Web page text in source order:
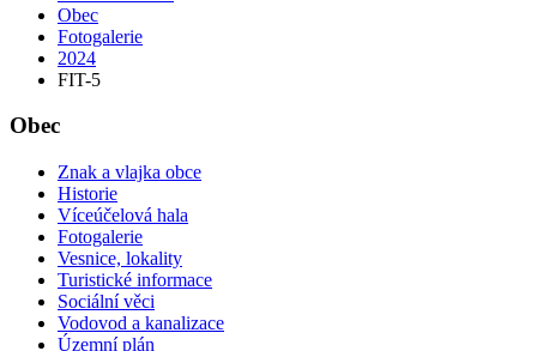
Obec
Fotogalerie
2024
FIT-5
Obec
Znak a vlajka obce
Historie
Víceúčelová hala
Fotogalerie
Vesnice, lokality
Turistické informace
Sociální věci
Vodovod a kanalizace
Územní plán